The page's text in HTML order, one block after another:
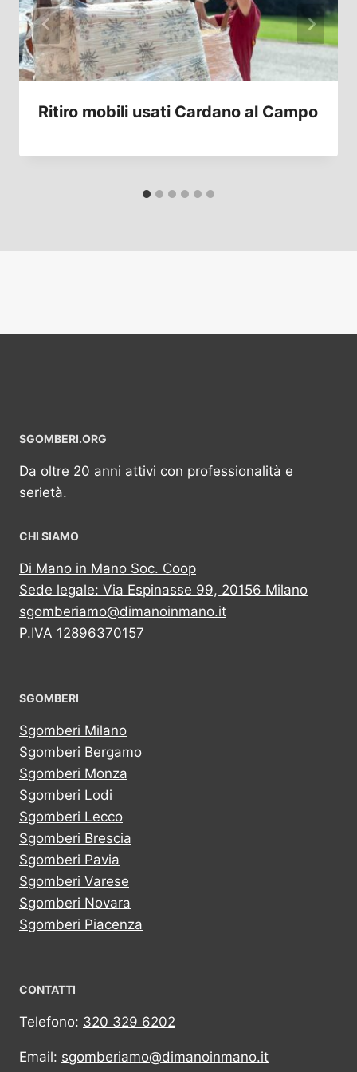
Ritiro mobili usati Cardano al Campo
SGOMBERI.ORG
Da oltre 20 anni attivi con professionalità e
serietà.
CHI SIAMO
Di Mano in Mano Soc. Coop
Sede legale: Via Espinasse 99, 20156 Milano
sgomberiamo@dimanoinmano.it
P.IVA 12896370157
SGOMBERI
Sgomberi Milano
Sgomberi Bergamo
Sgomberi Monza
Sgomberi Lodi
Sgomberi Lecco
Sgomberi Brescia
Sgomberi Pavia
Sgomberi Varese
Sgomberi Novara
Sgomberi Piacenza
CONTATTI
Telefono: 320 329 6202
Email: sgomberiamo@dimanoinmano.it